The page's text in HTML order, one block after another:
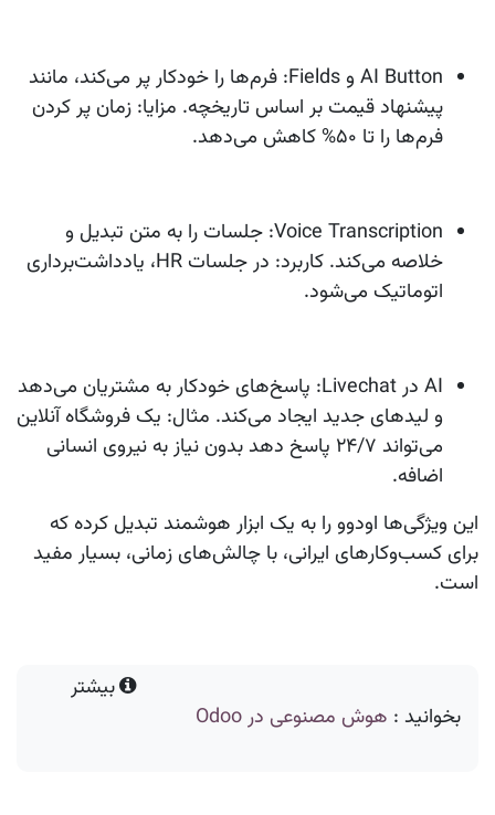
AI Button و Fields
: فرم‌ها را خودکار پر می‌کند، مانند
پیشنهاد قیمت بر اساس تاریخچه. مزایا: زمان پر کردن
فرم‌ها را تا ۵۰% کاهش می‌دهد.
Voice Transcription: جلسات را به متن تبدیل و
خلاصه می‌کند. کاربرد: در جلسات HR، یادداشت‌برداری
اتوماتیک می‌شود.
AI در Livechat
: پاسخ‌های خودکار به مشتریان می‌دهد
و لیدهای جدید ایجاد می‌کند. مثال: یک فروشگاه آنلاین
می‌تواند ۲۴/۷ پاسخ دهد بدون نیاز به نیروی انسانی
اضافه.
این ویژگی‌ها اودوو را به یک ابزار هوشمند تبدیل کرده که
برای کسب‌وکارهای ایرانی، با چالش‌های زمانی، بسیار مفید
است.
بیشتر
بخوانید : هوش مصنوعی در Odoo